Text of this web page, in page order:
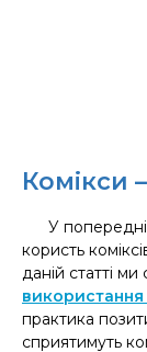
Комікси
У
користь
даній статті
використання
практика
сприятимуть